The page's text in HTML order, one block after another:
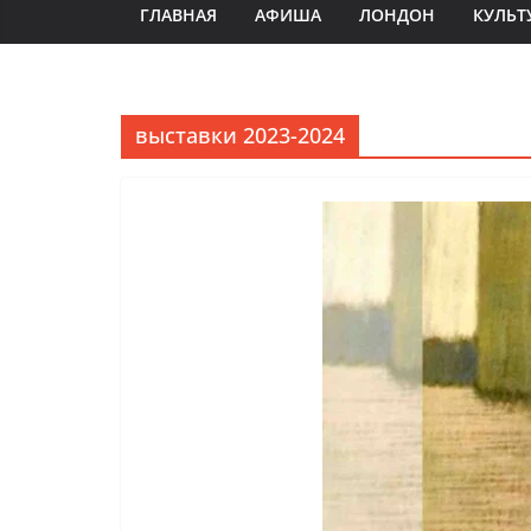
ГЛАВНАЯ АФИША ЛОНДОН
выставки 2023-2024